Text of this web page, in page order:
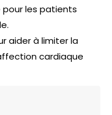
les patients
aider à limiter la
cardiaque